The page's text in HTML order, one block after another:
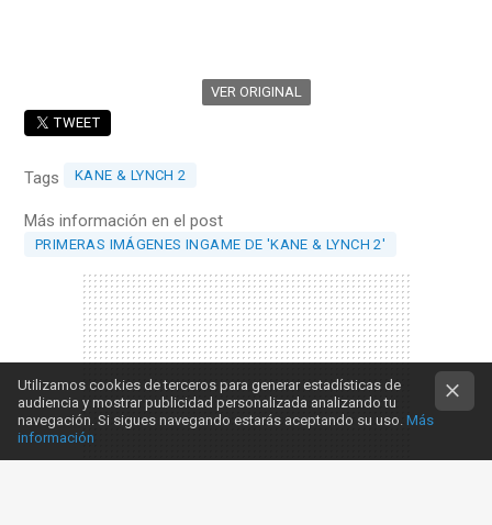
VER ORIGINAL
TWEET
Tags KANE & LYNCH 2
Más información en el post
PRIMERAS IMÁGENES INGAME DE 'KANE & LYNCH 2'
Utilizamos cookies de terceros para generar estadísticas de
audiencia y mostrar publicidad personalizada analizando tu
navegación. Si sigues navegando estarás aceptando su uso. Más
información